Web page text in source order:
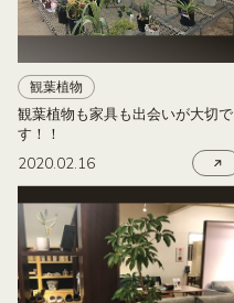
観葉植物
観葉植物も家具も出会いが大切で
す！！
2020.02.16